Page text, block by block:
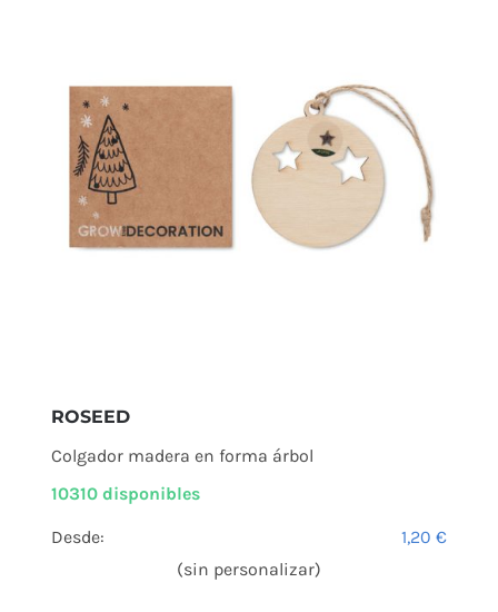
ROSEED
Colgador madera en forma árbol
10310 disponibles
Desde: 1,20€
(sin personalizar)